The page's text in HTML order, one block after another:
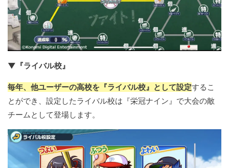
▼『ライバル校』
毎年、他ユーザーの高校を『ライバル校』として設定するこ
とができ、設定したライバル校は『栄冠ナイン』で大会の敵
チームとして登場します。